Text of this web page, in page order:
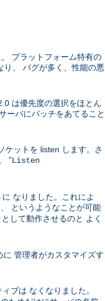
プラットフォーム特有の
、 バグが多く、性能の悪
は優先度の選択をほとん
ーバにパッチをあてること
ットを listen します。さ
"Listen
なりました。これによ
というようなことが可能
して動作させるのと よく
管理者がカスタマイズす
ブは なくなりました。